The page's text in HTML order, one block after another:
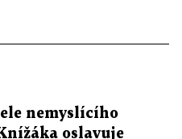
nemyslícího
oslavuje